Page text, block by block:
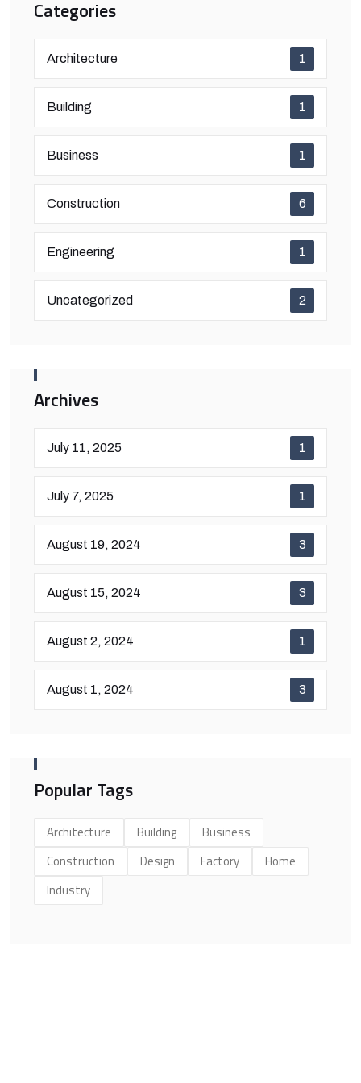
Categories
Architecture 1
Building 1
Business 1
Construction 6
Engineering 1
Uncategorized 2
Archives
July 11, 2025 1
July 7, 2025 1
August 19, 2024 3
August 15, 2024 3
August 2, 2024 1
August 1, 2024 3
Popular Tags
Architecture Building
Business
Construction
Design Factory
Home
Industry